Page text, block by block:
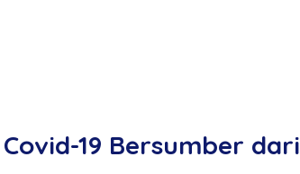
19 Bersumber dari